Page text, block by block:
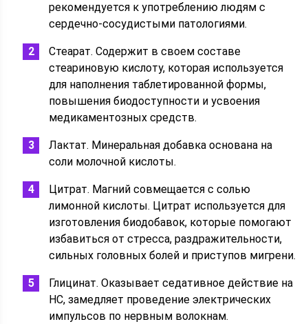
рекомендуется к употреблению людям с
сердечно-сосудистыми патологиями.
Стеарат. Содержит в своем составе
стеариновую кислоту, которая используется
для наполнения таблетированной формы,
повышения биодоступности и усвоения
медикаментозных средств.
Лактат. Минеральная добавка основана на
соли молочной кислоты.
Цитрат. Магний совмещается с солью
лимонной кислоты. Цитрат используется для
изготовления биодобавок, которые помогают
избавиться от стресса, раздражительности,
сильных головных болей и приступов мигрени.
Глицинат. Оказывает седативное действие на
НС, замедляет проведение электрических
импульсов по нервным волокнам.